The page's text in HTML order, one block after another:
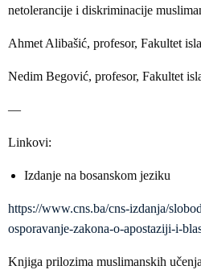
netolerancije i diskriminacije
Ahmet Alibašić, profesor, Fakultet
Nedim Begović, profesor, Fakultet
—
Linkovi:
Izdanje na bosanskom jeziku
https://www.cns.ba/cns-izdanja/
osporavanje-zakona-o-apostaziji-i-
Knjiga prilozima muslimanskih